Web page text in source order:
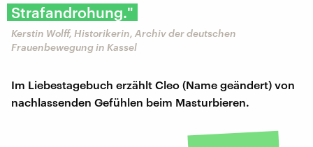
Strafandrohung."
Kerstin Wolff, Historikerin, Archiv der deutschen
Frauenbewegung in Kassel
Im Liebestagebuch erzählt Cleo (Name geändert) von
nachlassenden Gefühlen beim Masturbieren.